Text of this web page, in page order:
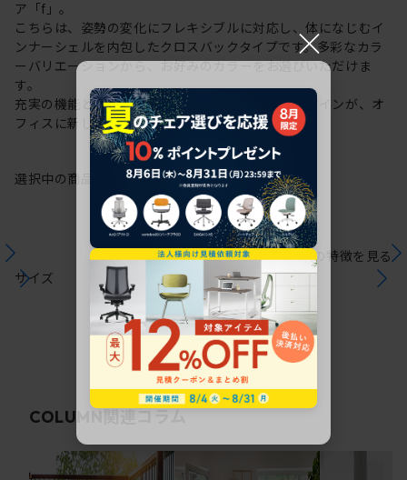
ア「f」。
こちらは、姿勢の変化にフレキシブルに対応し、体になじむイ
ンナーシェルを内包したクロスバックタイプです。多彩なカラ
ーバリエーションから、お好みのカラーをお選びいただけま
す。
充実の機能と一体となった透明感のある美しいデザインが、オ
フィスに新しい風を運びます。
選択中の商品情報 保証注意事項
サイズ
シリーズの特徴を見る
COLUMN 関連コラム
×